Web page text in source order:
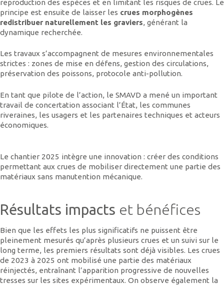
reproduction des espèces et en limitant les risques de crues. Le
principe est ensuite de laisser les crues morphogènes
redistribuer naturellement les graviers, générant la
dynamique recherchée.
Les travaux s’accompagnent de mesures environnementales
strictes : zones de mise en défens, gestion des circulations,
préservation des poissons, protocole anti-pollution.
En tant que pilote de l’action, le SMAVD a mené un important
travail de concertation associant l’État, les communes
riveraines, les usagers et les partenaires techniques et acteurs
économiques.
Le chantier 2025 intègre une innovation : créer des conditions
permettant aux crues de mobiliser directement une partie des
matériaux sans manutention mécanique.
Résultats impacts et bénéfices
Bien que les effets les plus significatifs ne puissent être
pleinement mesurés qu’après plusieurs crues et un suivi sur le
long terme, les premiers résultats sont déjà visibles. Les crues
de 2023 à 2025 ont mobilisé une partie des matériaux
réinjectés, entraînant l’apparition progressive de nouvelles
tresses sur les sites expérimentaux. On observe également la